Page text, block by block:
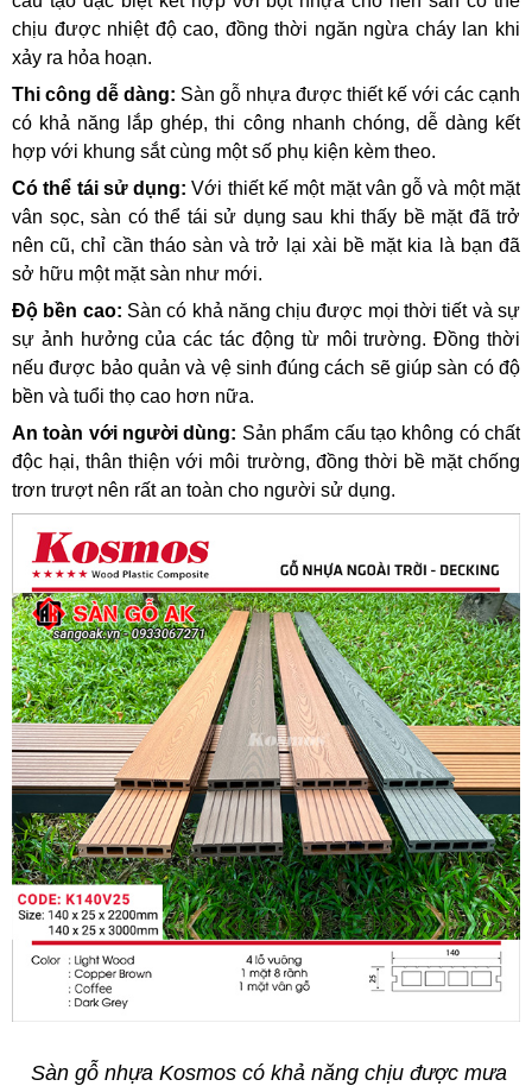
chịu được nhiệt độ cao, đồng thời ngăn ngừa cháy lan khi
xảy ra hỏa hoạn.
Thi công dễ dàng: Sàn gỗ nhựa được thiết kế với các cạnh
có khả năng lắp ghép, thi công nhanh chóng, dễ dàng kết
hợp với khung sắt cùng một số phụ kiện kèm theo.
Có thể tái sử dụng: Với thiết kế một mặt vân gỗ và một mặt
vân sọc, sàn có thể tái sử dụng sau khi thấy bề mặt đã trở
nên cũ, chỉ cần tháo sàn và trở lại xài bề mặt kia là bạn đã
sở hữu một mặt sàn như mới.
Độ bền cao: Sàn có khả năng chịu được mọi thời tiết và sự
sự ảnh hưởng của các tác động từ môi trường. Đồng thời
nếu được bảo quản và vệ sinh đúng cách sẽ giúp sàn có độ
bền và tuổi thọ cao hơn nữa.
An toàn với người dùng: Sản phẩm cấu tạo không có chất
độc hại, thân thiện với môi trường, đồng thời bề mặt chống
trơn trượt nên rất an toàn cho người sử dụng.
Sàn gỗ nhựa Kosmos có khả năng chịu được mưa